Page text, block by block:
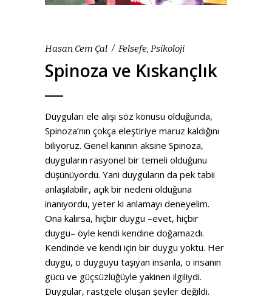
Hasan Cem Çal Felsefe, Psikoloji
Spinoza ve Kıskançlık
Duyguları ele alışı söz konusu olduğunda,
Spinoza’nın çokça eleştiriye maruz kaldığını
biliyoruz. Genel kanının aksine Spinoza,
duyguların rasyonel bir temeli olduğunu
düşünüyordu. Yani duyguların da pek tabii
anlaşılabilir, açık bir nedeni olduğuna
inanıyordu, yeter ki anlamayı deneyelim.
Ona kalırsa, hiçbir duygu –evet, hiçbir
duygu– öyle kendi kendine doğamazdı.
Kendinde ve kendi için bir duygu yoktu. Her
duygu, o duyguyu taşıyan insanla, o insanın
gücü ve güçsüzlüğüyle yakinen ilgiliydi.
Duygular, rastgele oluşan şeyler değildi.